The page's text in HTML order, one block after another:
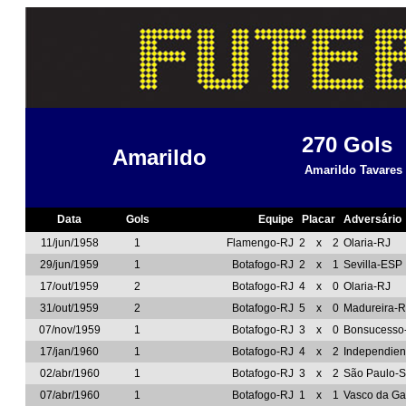
Amarildo
270 Gols
Amarildo
Data Gols Equipe Placar
Adversário
11/jun/1958
1 Flamengo-RJ 2 x 2 Olaria-RJ
29/jun/1959
1 Botafogo-RJ 2 x 1 Sevilla-ESP
17/out/1959
2 Botafogo-RJ 4 x 0 Olaria-RJ
31/out/1959
2 Botafogo-RJ 5 x 0 Madureira-
07/nov/1959
1 Botafogo-RJ 3 x 0
17/jan/1960
1 Botafogo-RJ 4 x 2
02/abr/1960
1 Botafogo-RJ 3 x 2 São Paulo-
07/abr/1960
1 Botafogo-RJ 1 x 1 Vasco da